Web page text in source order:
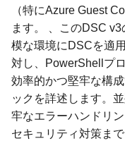
（特にAzure Guest
ます。 、このDSC
模な環境にDSCを適
対し、PowerShellプ
効率的かつ堅牢な構
ックを詳述します。
牢なエラーハンドリ
セキュリティ対策ま